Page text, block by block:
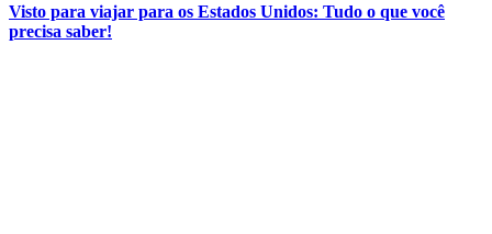
Visto para viajar para os Estados Unidos: Tudo o que você
precisa saber!